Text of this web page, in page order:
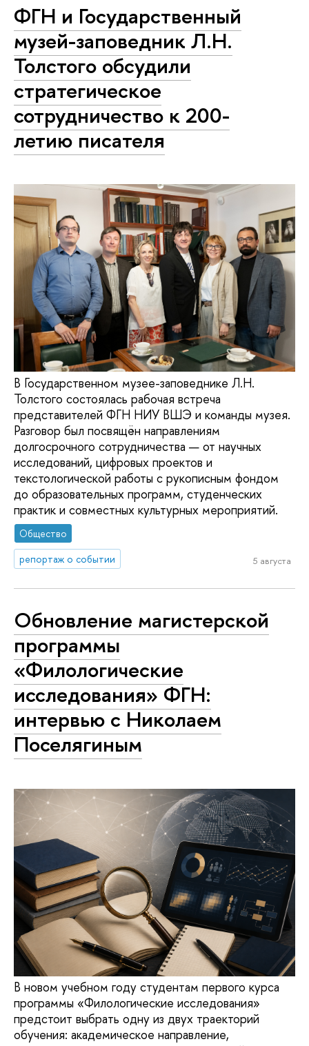
ФГН и Государственный
музей-заповедник Л.Н.
Толстого обсудили
стратегическое
сотрудничество к 200-
летию писателя
В Государственном музее-заповеднике Л.Н.
Толстого состоялась рабочая встреча
представителей ФГН НИУ ВШЭ и команды музея.
Разговор был посвящён направлениям
долгосрочного сотрудничества — от научных
исследований, цифровых проектов и
текстологической работы с рукописным фондом
до образовательных программ, студенческих
практик и совместных культурных мероприятий.
Общество
репортаж о событии
5 августа
Обновление магистерской
программы
«Филологические
исследования» ФГН:
интервью с Николаем
Поселягиным
В новом учебном году студентам первого курса
программы «Филологические исследования»
предстоит выбрать одну из двух траекторий
обучения: академическое направление,